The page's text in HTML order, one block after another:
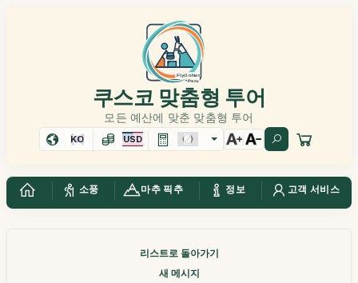
쿠스코 맞춤형 투어
모든 예산에 맞춘 맞춤형 투어
KO USD
소풍 마추 픽추 정보 고객 서비스
리스트로 돌아가기
새 메시지